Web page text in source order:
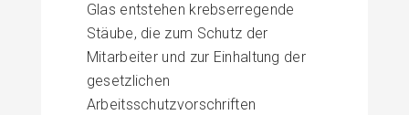
Glas entstehen krebserregende
Stäube, die zum Schutz der
Mitarbeiter und zur Einhaltung der
gesetzlichen
Arbeitsschutzvorschriften